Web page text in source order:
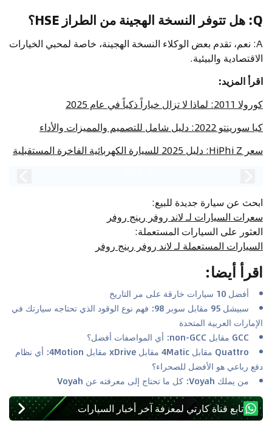
Q: هل تتوفر النسخة الهجينة من الطراز HSE؟
A: نعم، تقدم بعض الوكلاء النسخة الهجينة، خاصة لمحبي الخيارات
الاقتصادية والبيئية.
اقرأ المزيد:
كورولا 2011: لماذا لا تزال خياراً ذكياً في عام 2025
كيا سورينتو 2022: دليل شامل للتصميم والمميزات والأداء
سعر HiPhi Z: دليل 2025 للسيارة الكهربائية الفاخرة المستقبلية
ابحث عن سيارة جديدة للبيع:
سعرات السيارات لـ لاند روفر رينج روفر
العثور على السيارات المستعملة:
السيارات المستعملة لـ لاند روفر رينج روفر
اقرأ أيضا:
أفضل 10 سيارات خارقة على مر التاريخ
سبيشل 95 مقابل سوبر 98: فهم نوع الوقود الذي تحتاجه سيارتك في
الإمارات العربية المتحدة
GCC مقابل non-GCC: أي المواصفات أفضل؟
Quattro مقابل 4Matic مقابل xDrive مقابل 4Motion: أي نظام
دفع رباعي هو الأفضل للصحراء؟
من يملك Voyah: كل ما تحتاج إلى معرفته عن Voyah
تابع قناة كارتي لمعرفة آخر أخبار السيارات